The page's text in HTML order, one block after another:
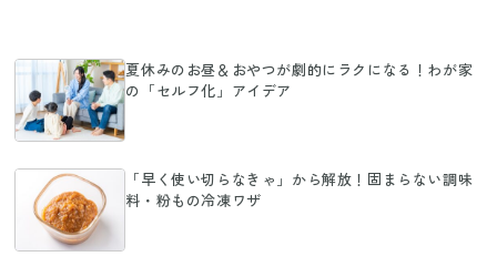
夏休みのお昼＆おやつが劇的にラクになる！わが家
の「セルフ化」アイデア
「早く使い切らなきゃ」から解放！固まらない調味
料・粉もの冷凍ワザ